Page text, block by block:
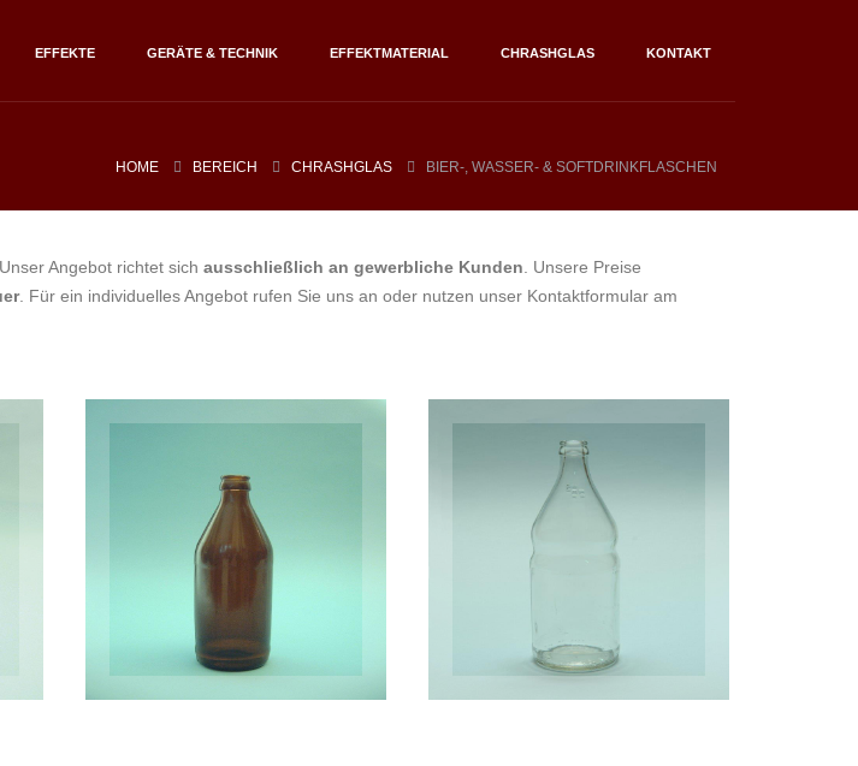
EFFEKTE GERÄTE & TECHNIK EFFEKTMATERIAL CHRASHGLAS KONTAKT
HOME BEREICH CHRASHGLAS BIER-, WASSER- & SOFTDRINKFLASCHEN
Angebot richtet sich ausschließlich an gewerbliche Kunden . Unsere Preise
. Für ein individuelles Angebot rufen Sie uns an oder nutzen unser Kontaktformular am